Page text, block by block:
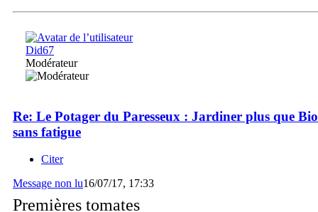
Did67
Modérateur
Re: Le Potager du Paresseux : Jardiner plus que Bio
sans fatigue
Citer
Message non lu16/07/17, 17:33
Premières tomates